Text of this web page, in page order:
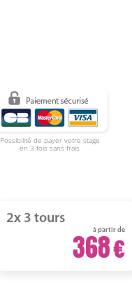
Possibilité de payer votre stage
en 3 fois sans frais
2x 3 tours
à partir de
368